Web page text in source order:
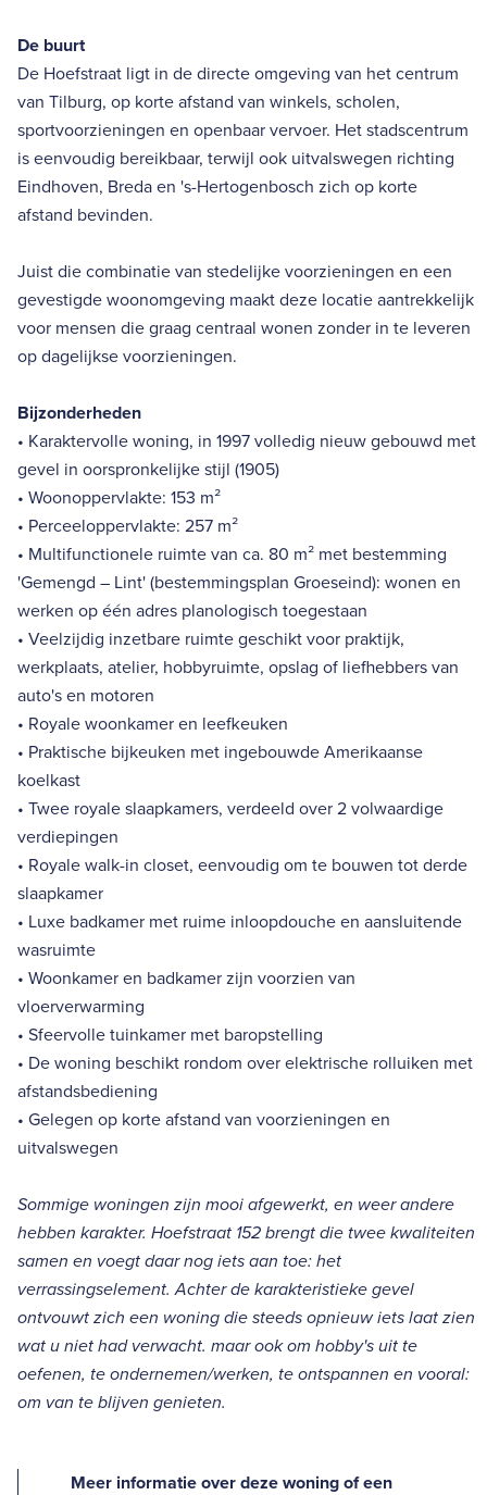
De buurt
De Hoefstraat ligt in de directe omgeving van het centrum
van Tilburg, op korte afstand van winkels, scholen,
sportvoorzieningen en openbaar vervoer. Het stadscentrum
is eenvoudig bereikbaar, terwijl ook uitvalswegen richting
Eindhoven, Breda en 's-Hertogenbosch zich op korte
afstand bevinden.
Juist die combinatie van stedelijke voorzieningen en een
gevestigde woonomgeving maakt deze locatie aantrekkelijk
voor mensen die graag centraal wonen zonder in te leveren
op dagelijkse voorzieningen.
Bijzonderheden
• Karaktervolle woning, in 1997 volledig nieuw gebouwd met
gevel in oorspronkelijke stijl (1905)
• Woonoppervlakte: 153 m²
• Perceeloppervlakte: 257 m²
• Multifunctionele ruimte van ca. 80 m² met bestemming
'Gemengd – Lint' (bestemmingsplan Groeseind): wonen en
werken op één adres planologisch toegestaan
• Veelzijdig inzetbare ruimte geschikt voor praktijk,
werkplaats, atelier, hobbyruimte, opslag of liefhebbers van
auto's en motoren
• Royale woonkamer en leefkeuken
• Praktische bijkeuken met ingebouwde Amerikaanse
koelkast
• Twee royale slaapkamers, verdeeld over 2 volwaardige
verdiepingen
• Royale walk-in closet, eenvoudig om te bouwen tot derde
slaapkamer
• Luxe badkamer met ruime inloopdouche en aansluitende
wasruimte
• Woonkamer en badkamer zijn voorzien van
vloerverwarming
• Sfeervolle tuinkamer met baropstelling
• De woning beschikt rondom over elektrische rolluiken met
afstandsbediening
• Gelegen op korte afstand van voorzieningen en
uitvalswegen
Sommige woningen zijn mooi afgewerkt, en weer andere
hebben karakter. Hoefstraat 152 brengt die twee kwaliteiten
samen en voegt daar nog iets aan toe: het
verrassingselement. Achter de karakteristieke gevel
ontvouwt zich een woning die steeds opnieuw iets laat zien
wat u niet had verwacht. maar ook om hobby's uit te
oefenen, te ondernemen/werken, te ontspannen en vooral:
om van te blijven genieten.
Meer informatie over deze woning of een